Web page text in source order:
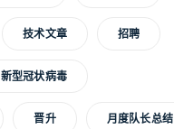
技术文章 招聘
新型冠状病毒
晋升 月度队长总结